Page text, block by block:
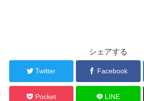
シェアする
Twitter Facebook
Pocket LINE